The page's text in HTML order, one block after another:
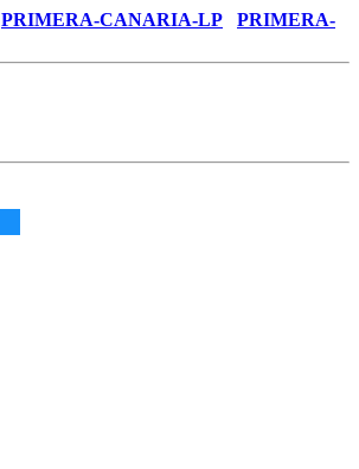
PRIMERA-CANARIA-LP
PRIMERA-